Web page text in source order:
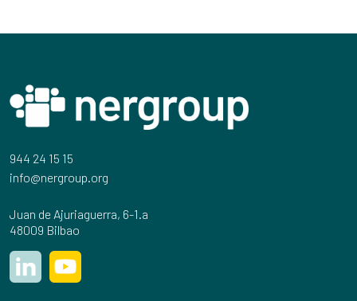
944 24 15 15
info@nergroup.org
Juan de Ajuriaguerra, 6-1.a
48009 Bilbao